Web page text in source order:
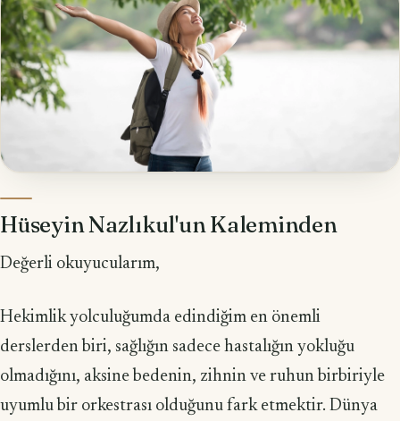
Hüseyin Nazlıkul'un Kaleminden
Değerli okuyucularım,
Hekimlik yolculuğumda edindiğim en önemli
derslerden biri, sağlığın sadece hastalığın yokluğu
olmadığını, aksine bedenin, zihnin ve ruhun birbiriyle
uyumlu bir orkestrası olduğunu fark etmektir. Dünya